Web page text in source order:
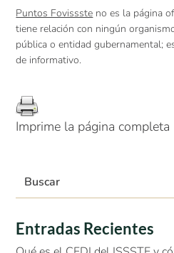
Puntos Fovissste no es la página
tiene relación con ningún
pública o entidad gubernamental;
de informativo.
Imprime la página completa
Entradas Recientes